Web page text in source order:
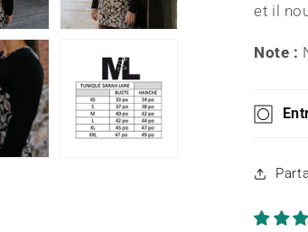
et il
Note :